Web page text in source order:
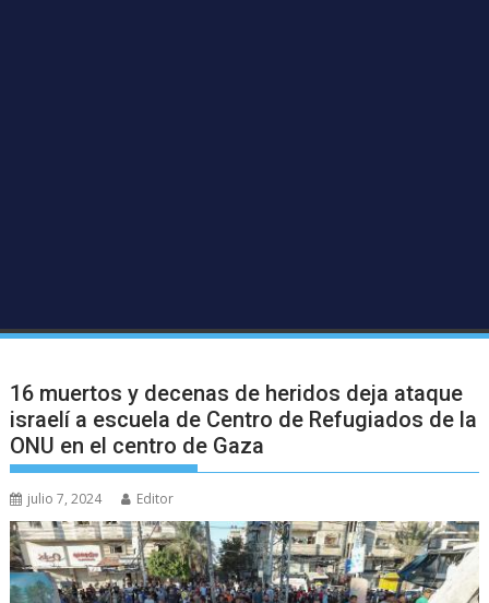
16 muertos y decenas de heridos deja ataque
israelí a escuela de Centro de Refugiados de la
ONU en el centro de Gaza
julio 7, 2024 Editor